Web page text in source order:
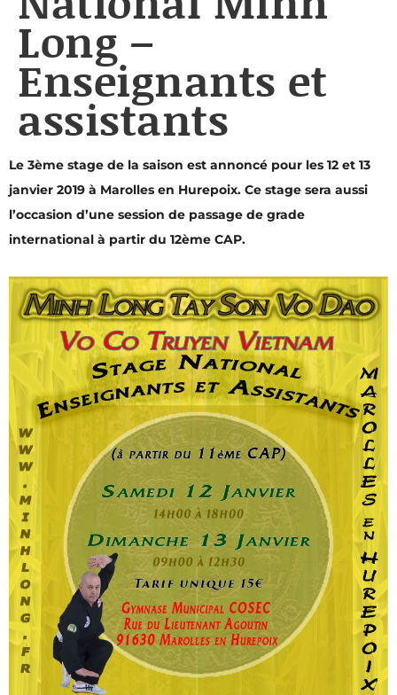
Long –
Enseignants et
assistants
Le 3ème stage de la saison est annoncé pour les 12 et 13
janvier 2019 à Marolles en Hurepoix. Ce stage sera aussi
l’occasion d’une session de passage de grade
international à partir du 12ème CAP.